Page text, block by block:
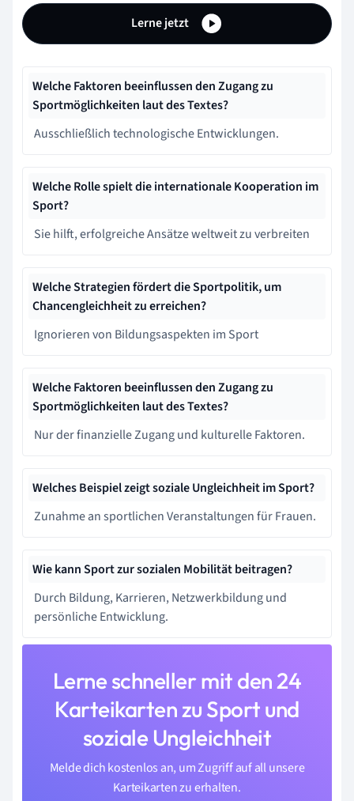
Lerne jetzt
Welche Faktoren beeinflussen den Zugang zu
Sportmöglichkeiten laut des Textes?
Ausschließlich technologische Entwicklungen.
Welche Rolle spielt die internationale Kooperation im
Sport?
Sie hilft, erfolgreiche Ansätze weltweit zu verbreiten
Welche Strategien fördert die Sportpolitik, um
Chancengleichheit zu erreichen?
Ignorieren von Bildungsaspekten im Sport
Welche Faktoren beeinflussen den Zugang zu
Sportmöglichkeiten laut des Textes?
Nur der finanzielle Zugang und kulturelle Faktoren.
Welches Beispiel zeigt soziale Ungleichheit im Sport?
Zunahme an sportlichen Veranstaltungen für Frauen.
Wie kann Sport zur sozialen Mobilität beitragen?
Durch Bildung, Karrieren, Netzwerkbildung und
persönliche Entwicklung.
Lerne schneller mit den 24
Karteikarten zu Sport und
soziale Ungleichheit
Melde dich kostenlos an, um Zugriff auf all unsere
Karteikarten zu erhalten.